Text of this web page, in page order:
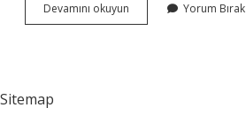
Devamını okuyun
Çikolata
Yorum Bırak
Sitemap